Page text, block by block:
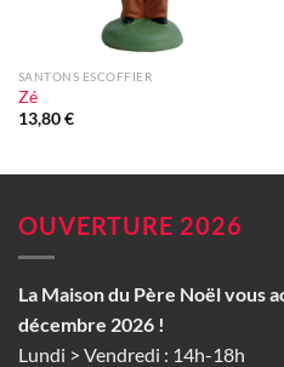
SANTONS ESCOFFIER
Zé
13,80€
OUVERTURE 2026
La Maison du Père Noël vous
décembre 2026 !
Lundi > Vendredi : 14h-18h